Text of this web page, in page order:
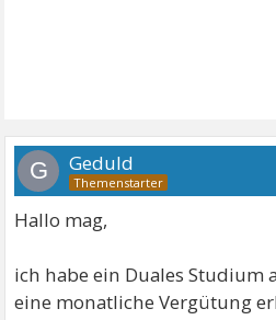
G Geduld
Hallo mag,
ich habe ein Duales Studium
eine monatliche Vergütung